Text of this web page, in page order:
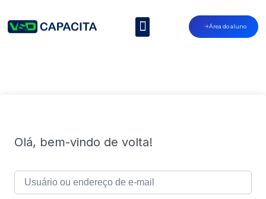
Área do aluno
Olá, bem-vindo de volta!